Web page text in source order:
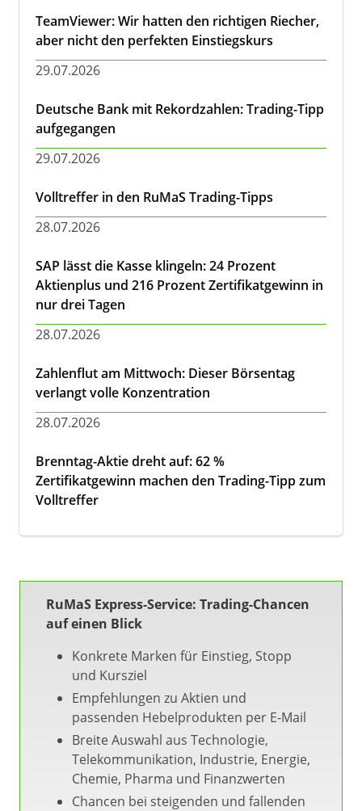
TeamViewer: Wir hatten den richtigen Riecher,
aber nicht den perfekten Einstiegskurs
29.07.2026
Deutsche Bank mit Rekordzahlen: Trading-Tipp
aufgegangen
29.07.2026
Volltreffer in den RuMaS Trading-Tipps
28.07.2026
SAP lässt die Kasse klingeln: 24 Prozent
Aktienplus und 216 Prozent Zertifikatgewinn in
nur drei Tagen
28.07.2026
Zahlenflut am Mittwoch: Dieser Börsentag
verlangt volle Konzentration
28.07.2026
Brenntag-Aktie dreht auf: 62 %
Zertifikatgewinn machen den Trading-Tipp zum
Volltreffer
RuMaS Express-Service: Trading-Chancen
auf einen Blick
Konkrete Marken für Einstieg, Stopp
und Kursziel
Empfehlungen zu Aktien und
passenden Hebelprodukten per E-Mail
Breite Auswahl aus Technologie,
Telekommunikation, Industrie, Energie,
Chemie, Pharma und Finanzwerten
Chancen bei steigenden und fallenden